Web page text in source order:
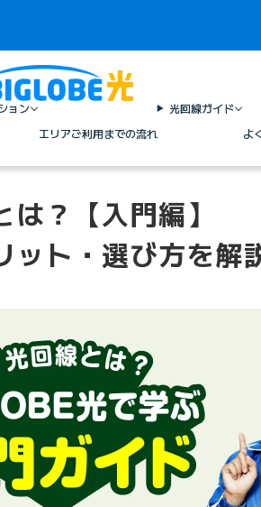
ョン
エリアご利用までの流れ
光回線ガイド
よ
は？【入門編】
ット・選び方を解